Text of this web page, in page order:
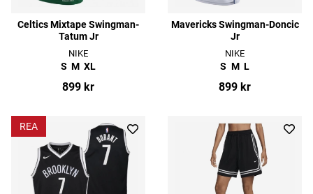
Celtics Mixtape Swingman-
Tatum Jr
NIKE
S M XL
899 kr
Mavericks Swingman-Doncic
Jr
NIKE
S M L
899 kr
REA